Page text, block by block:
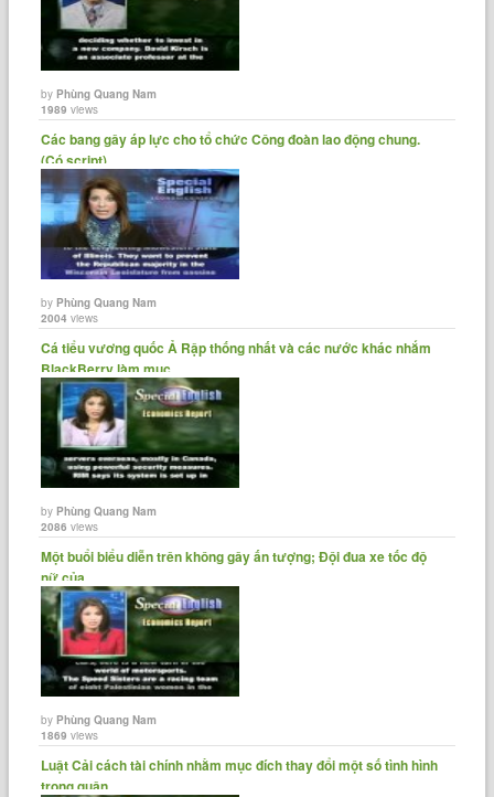
byPhùng Quang Nam
1989 views
Các bang gây áp lực cho tổ chức Công đoàn lao động chung.
(Có script)
byPhùng Quang Nam
2004 views
Cá tiểu vương quốc Ả Rập thống nhất và các nước khác nhắm
BlackBerry làm mục......
byPhùng Quang Nam
2086 views
Một buổi biểu diễn trên không gây ấn tượng; Đội đua xe tốc độ
nữ của......
byPhùng Quang Nam
1869 views
Luật Cải cách tài chính nhằm mục đích thay đổi một số tình hình
trong quận......